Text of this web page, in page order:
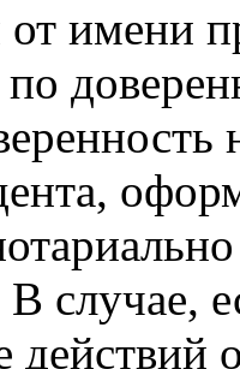
имени
по
случае,
действий